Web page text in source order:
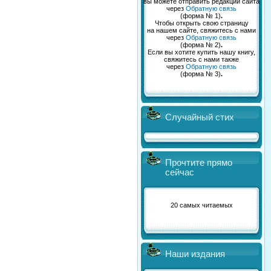
через Обратную связь
(форма № 1).
Чтобы открыть свою страницу
на нашем сайте, свяжитесь с нами
через Обратную связь
(форма № 2).
Если вы хотите купить нашу книгу,
свяжитесь с нами также
через Обратную связь
(форма № 3).
Случайный стих
Прочтите прямо
сейчас
20 самых читаемых
Наши издания